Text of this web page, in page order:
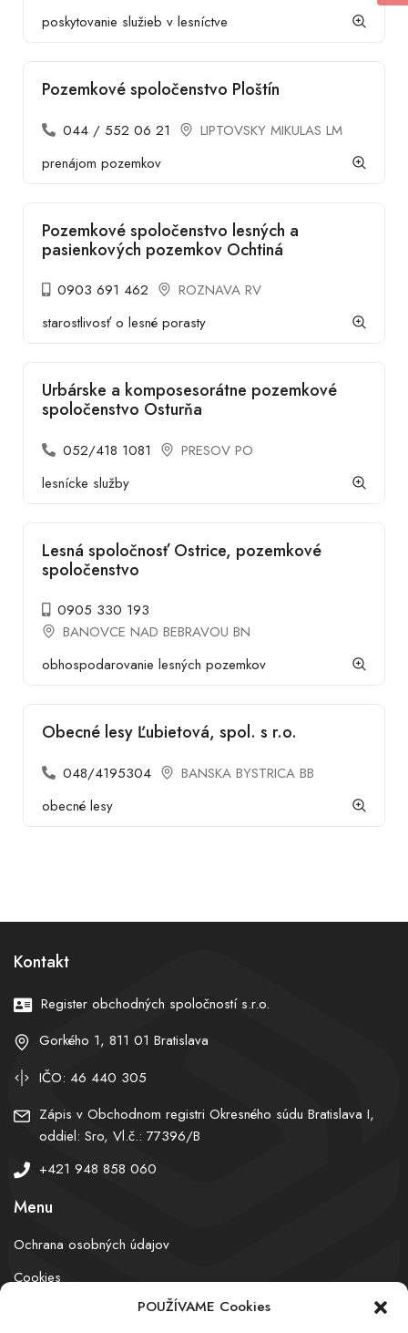
POUŽÍVAME Cookies
poskytovanie služieb v lesníctve
Pozemkové spoločenstvo Ploštín
044 / 552 06 21
LIPTOVSKY MIKULAS LM
prenájom pozemkov
Pozemkové spoločenstvo lesných a
pasienkových pozemkov Ochtiná
0903 691 462
ROZNAVA RV
starostlivosť o lesné porasty
Urbárske a komposesorátne pozemkové
spoločenstvo Osturňa
052/418 1081
PRESOV PO
lesnícke služby
Lesná spoločnosť Ostrice, pozemkové
spoločenstvo
0905 330 193
BANOVCE NAD BEBRAVOU BN
obhospodarovanie lesných pozemkov
Obecné lesy Ľubietová, spol. s r.o.
048/4195304
BANSKA BYSTRICA BB
obecné lesy
Kontakt
Register obchodných spoločností s.r.o.
Gorkého 1, 811 01 Bratislava
IČO: 46 440 305
Zápis v Obchodnom registri Okresného súdu Bratislava I,
oddiel: Sro, Vl.č.: 77396/B
+421 948 858 060
Menu
Ochrana osobných údajov
Cookies